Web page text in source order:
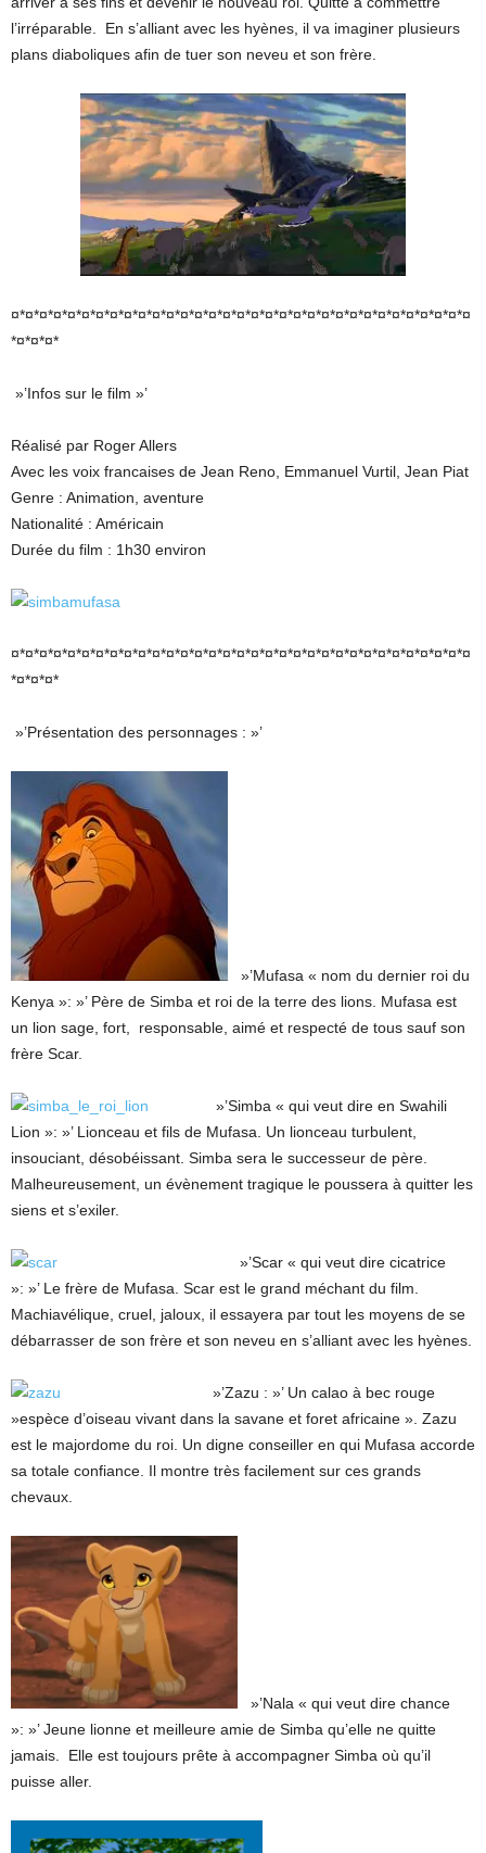
l’irréparable. En s’alliant avec les hyènes, il va imaginer plusieurs
plans diaboliques afin de tuer son neveu et son frère.
¤*¤*¤*¤*¤*¤*¤*¤*¤*¤*¤*¤*¤*¤*¤*¤*¤*¤*¤*¤*¤*¤*¤*¤*¤*¤*¤*¤*¤*¤*¤*¤*¤
*¤*¤*¤*
»’Infos sur le film »’
Réalisé par Roger Allers
Avec les voix francaises de Jean Reno, Emmanuel Vurtil, Jean Piat
Genre : Animation, aventure
Nationalité : Américain
Durée du film : 1h30 environ
¤*¤*¤*¤*¤*¤*¤*¤*¤*¤*¤*¤*¤*¤*¤*¤*¤*¤*¤*¤*¤*¤*¤*¤*¤*¤*¤*¤*¤*¤*¤*¤*¤
*¤*¤*¤*
»’Présentation des personnages : »’
»’Mufasa « nom du dernier roi du
Kenya »: »’ Père de Simba et roi de la terre des lions. Mufasa est
un lion sage, fort, responsable, aimé et respecté de tous sauf son
frère Scar.
»’Simba « qui veut dire en Swahili
Lion »: »’ Lionceau et fils de Mufasa. Un lionceau turbulent,
insouciant, désobéissant. Simba sera le successeur de père.
Malheureusement, un évènement tragique le poussera à quitter les
siens et s’exiler.
»’Scar « qui veut dire cicatrice
»: »’ Le frère de Mufasa. Scar est le grand méchant du film.
Machiavélique, cruel, jaloux, il essayera par tout les moyens de se
débarrasser de son frère et son neveu en s’alliant avec les hyènes.
»’Zazu : »’ Un calao à bec rouge
»espèce d’oiseau vivant dans la savane et foret africaine ». Zazu
est le majordome du roi. Un digne conseiller en qui Mufasa accorde
sa totale confiance. Il montre très facilement sur ces grands
chevaux.
»’Nala « qui veut dire chance
»: »’ Jeune lionne et meilleure amie de Simba qu’elle ne quitte
jamais. Elle est toujours prête à accompagner Simba où qu’il
puisse aller.